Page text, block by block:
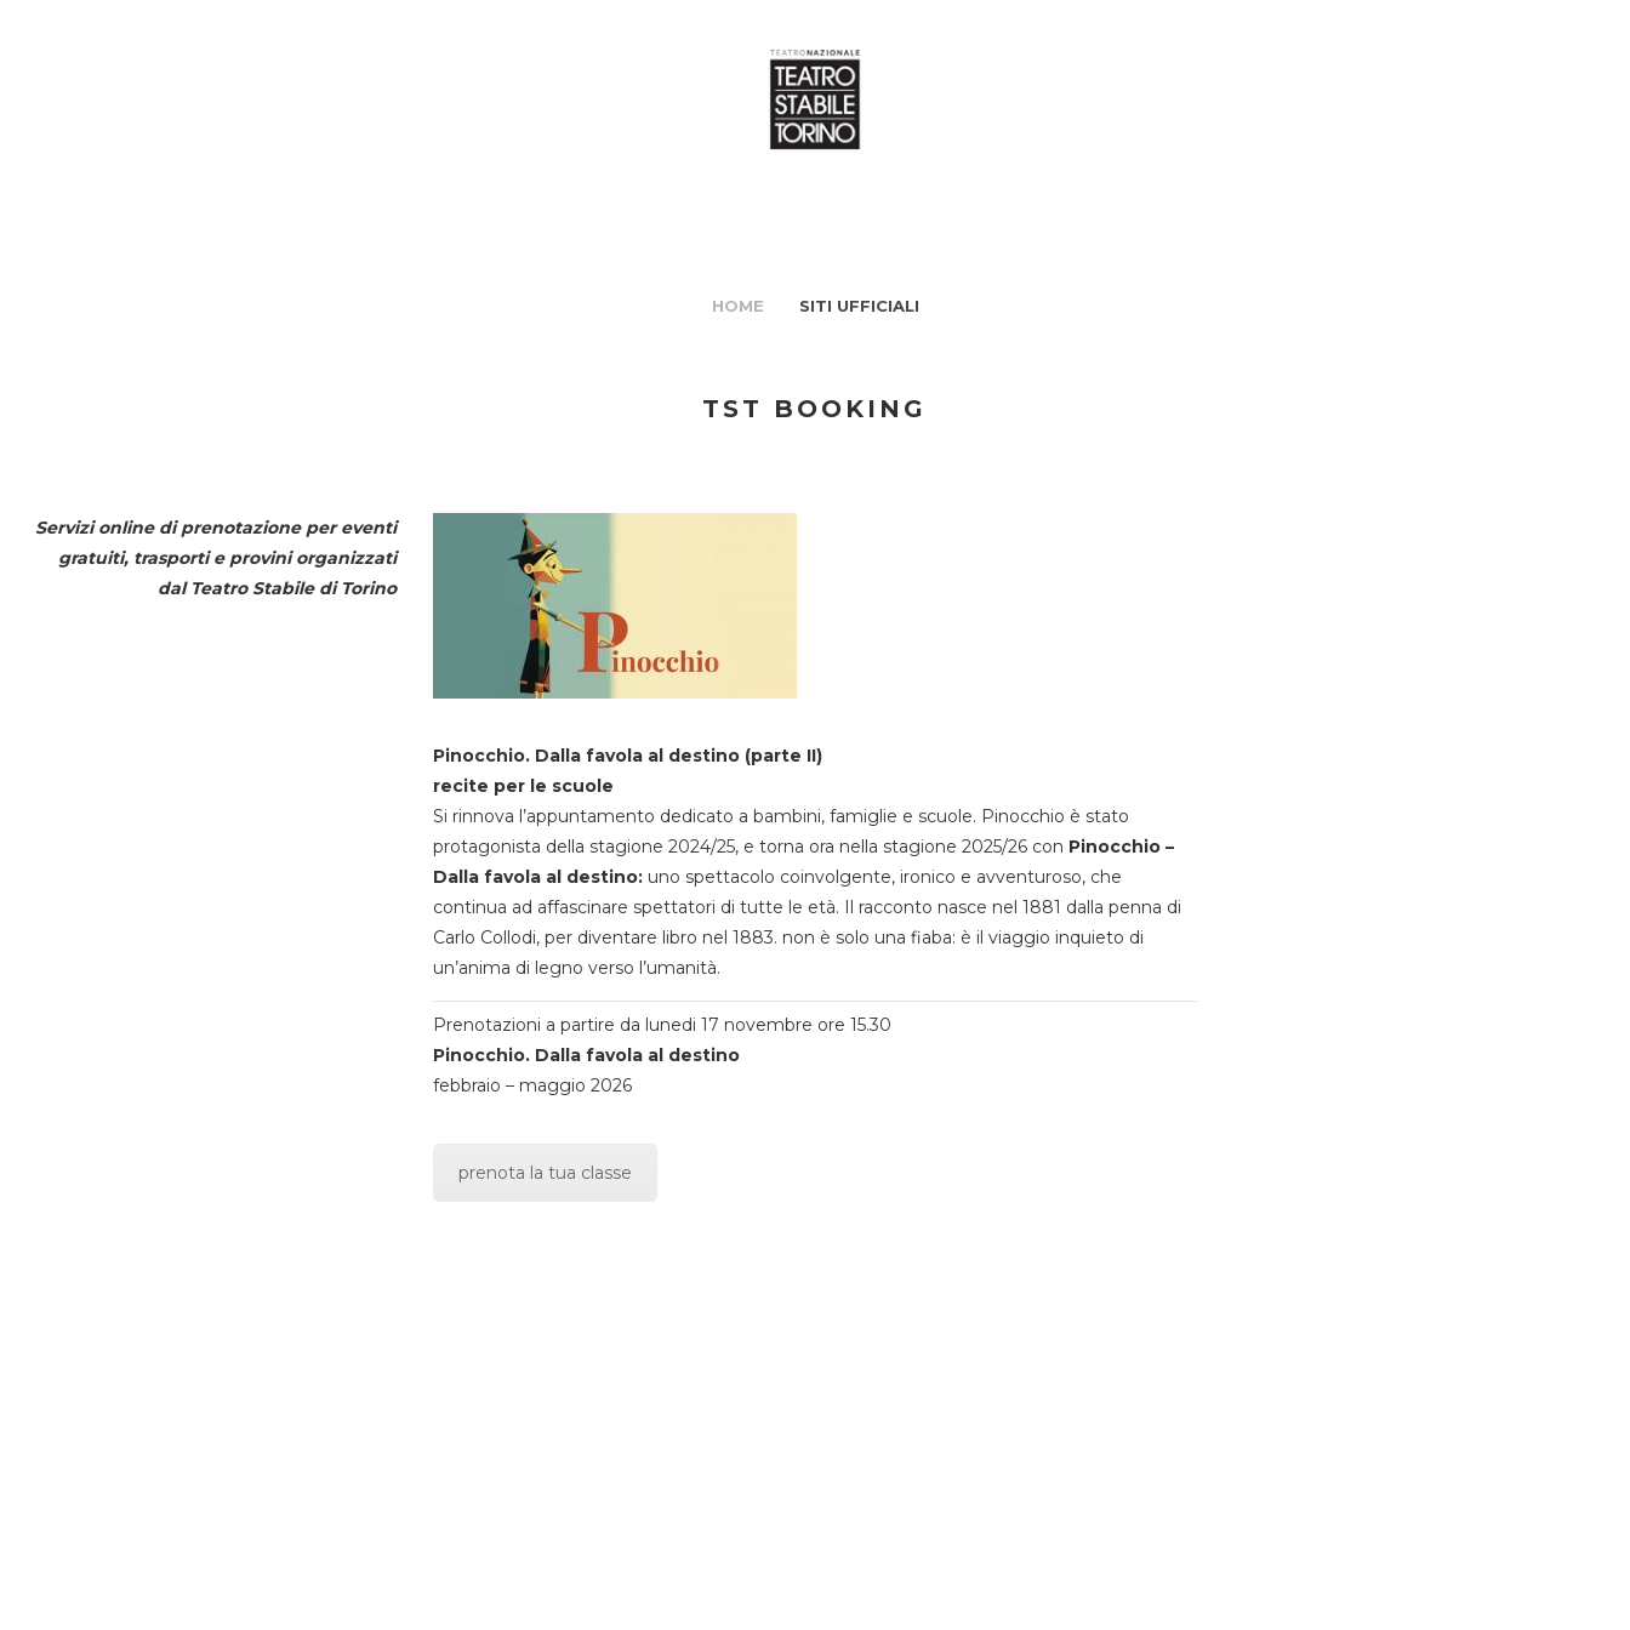
HOME SITI UFFICIALI
TST BOOKING
Servizi online di prenotazione per eventi
gratuiti, trasporti e provini organizzati
dal Teatro Stabile di Torino
Pinocchio. Dalla favola al destino (parte II)
recite per le scuole
Si rinnova l’appuntamento dedicato a bambini, famiglie e scuole. Pinocchio è stato
protagonista della stagione 2024/25, e torna ora nella stagione 2025/26 con Pinocchio –
Dalla favola al destino:uno spettacolo coinvolgente, ironico e avventuroso, che
continua ad affascinare spettatori di tutte le età. Il racconto nasce nel 1881 dalla penna di
Carlo Collodi, per diventare libro nel 1883. non è solo una fiaba: è il viaggio inquieto di
un’anima di legno verso l’umanità.
Prenotazioni a partire da lunedi 17 novembre ore 15.30
Pinocchio. Dalla favola al destino
febbraio – maggio 2026
prenota la tua classe